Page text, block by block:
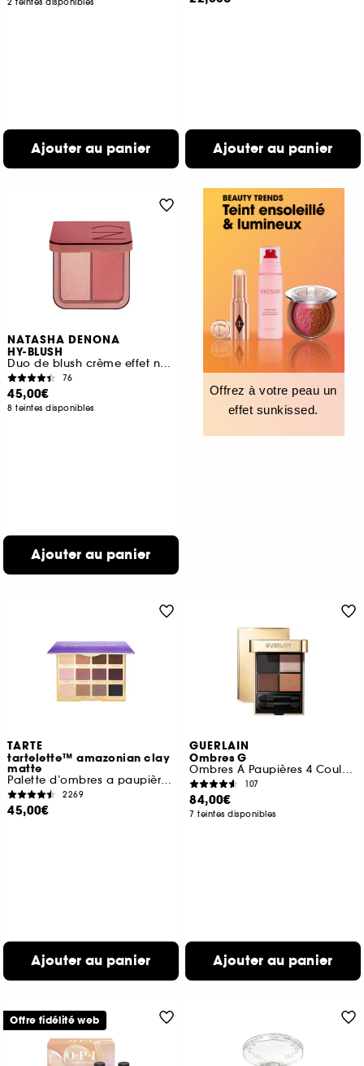
Ajouter au panier Ajouter au panier
NATASHA DENONA
HY-BLUSH
Duo de blush crème effet nuage
76
45,00€
8 teintes disponibles
Ajouter au panier
Offrez à votre peau un
effet sunkissed.
TARTE
tartelette™ amazonian clay
matte
Palette d’ombres a paupières aux tons froids
2269
45,00€
Ajouter au panier
GUERLAIN
Ombres G
Ombres À Paupières 4 Couleurs
107
84,00€
7 teintes disponibles
Ajouter au panier
Offre fidélité web